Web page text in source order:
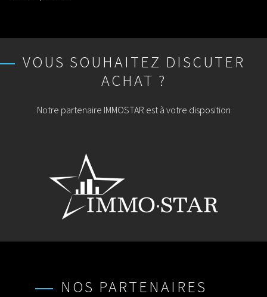
VOUS SOUHAITEZ DISCUTER
ACHAT ?
Notre partenaire IMMOSTAR est à votre disposition
NOS PARTENAIRES